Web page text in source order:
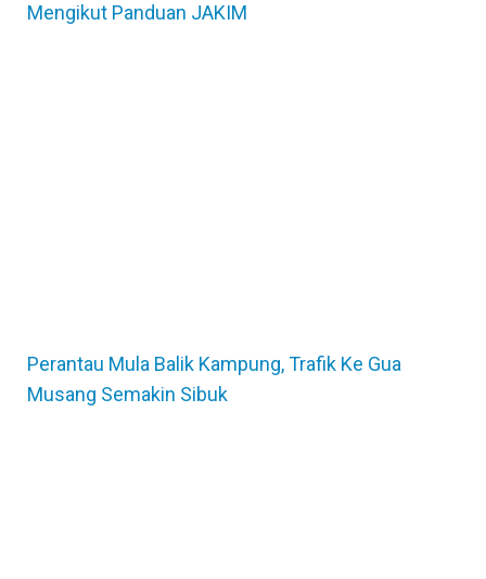
Mengikut Panduan JAKIM
Perantau Mula Balik Kampung, Trafik Ke Gua
Musang Semakin Sibuk